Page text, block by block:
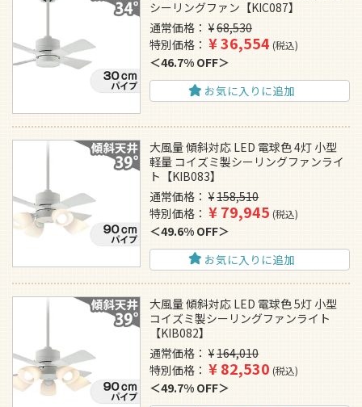
シーリングファン【KIC087】
通常価格
¥68,530
特別価格
¥36,554 税込
46.7% OFF
お気に入りに追加
大風量 傾斜対応 LED 電球色 4灯 小型
軽量 コイズミ製シーリングファンライ
ト【KIB083】
通常価格
¥158,510
特別価格
¥79,945 税込
49.6% OFF
お気に入りに追加
大風量 傾斜対応 LED 電球色 5灯 小型
コイズミ製シーリングファンライト
【KIB082】
通常価格
¥164,010
特別価格
¥82,530 税込
49.7% OFF